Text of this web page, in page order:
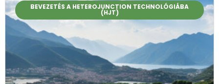
BEVEZETÉS A HETEROJUNCTION TECHNOLÓGIÁBA
(HJT)